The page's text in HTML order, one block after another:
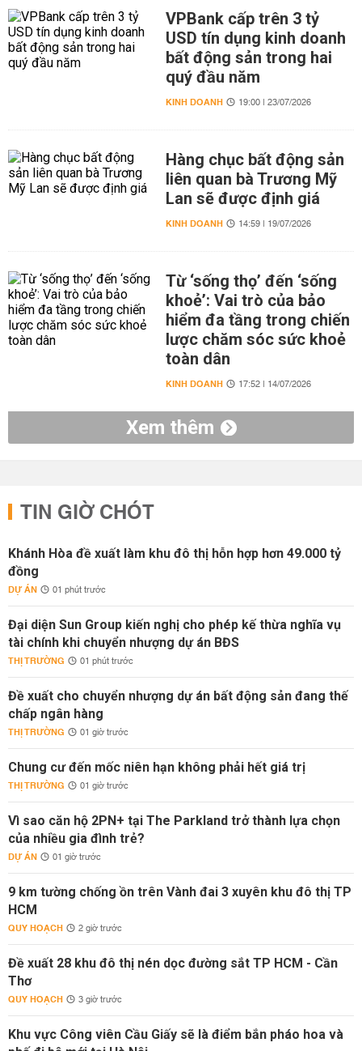
VPBank cấp trên 3 tỷ
USD tín dụng kinh doanh
bất động sản trong hai
quý đầu năm
KINH DOANH 19:00 | 23/07/2026
Hàng chục bất động sản
liên quan bà Trương Mỹ
Lan sẽ được định giá
KINH DOANH 14:59 | 19/07/2026
Từ ‘sống thọ’ đến ‘sống
khoẻ’: Vai trò của bảo
hiểm đa tầng trong chiến
lược chăm sóc sức khoẻ
toàn dân
KINH DOANH 17:52 | 14/07/2026
Xem thêm
TIN GIỜ CHÓT
Khánh Hòa đề xuất làm khu đô thị hỗn hợp hơn 49.000 tỷ
đồng
DỰ ÁN 01 phút trước
Đại diện Sun Group kiến nghị cho phép kế thừa nghĩa vụ
tài chính khi chuyển nhượng dự án BĐS
THỊ TRƯỜNG 01 phút trước
Đề xuất cho chuyển nhượng dự án bất động sản đang thế
chấp ngân hàng
THỊ TRƯỜNG 01 giờ trước
Chung cư đến mốc niên hạn không phải hết giá trị
THỊ TRƯỜNG 01 giờ trước
Vì sao căn hộ 2PN+ tại The Parkland trở thành lựa chọn
của nhiều gia đình trẻ?
DỰ ÁN 01 giờ trước
9 km tường chống ồn trên Vành đai 3 xuyên khu đô thị TP
HCM
QUY HOẠCH 2 giờ trước
Đề xuất 28 khu đô thị nén dọc đường sắt TP HCM - Cần
Thơ
QUY HOẠCH 3 giờ trước
Khu vực Công viên Cầu Giấy sẽ là điểm bắn pháo hoa và